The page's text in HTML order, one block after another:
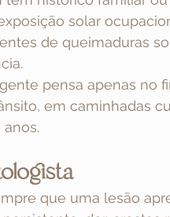
solar
de queimaduras
pensa apenas no
em caminhadas
que uma lesão